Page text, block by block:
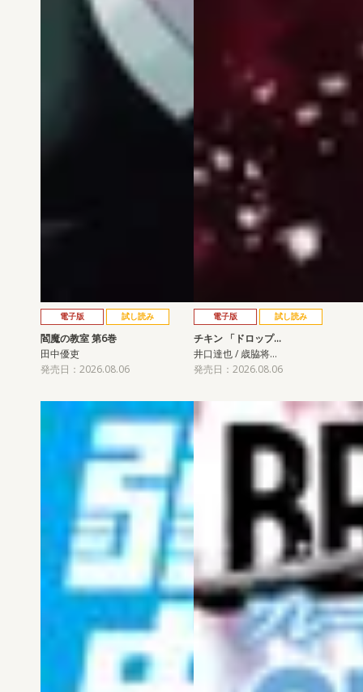
電子版 試し読み
閻魔の教室 第6巻
田中優吏
発売日：2026.08.06
電子版 試し読み
チキン 「ドロップ…
井口達也 / 歳脇将…
発売日：2026.08.06